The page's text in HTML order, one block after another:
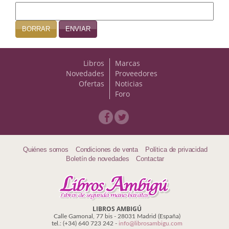
Novela Extranjera
Papás, Mamás, bebés...
Papás, Mamás, Bebés…
BORRAR ENVIAR
Libros
Novedades
Ofertas
Marcas
Proveedores
Noticias
Foro
Quiénes somos Condiciones de venta
Política de privacidad
Boletín de novedades
Contactar
LIBROS AMBIGÚ
Calle Gamonal, 77 bis - 28031 Madrid (España)
tel.: (+34) 640 723 242 - info@librosambigu.com